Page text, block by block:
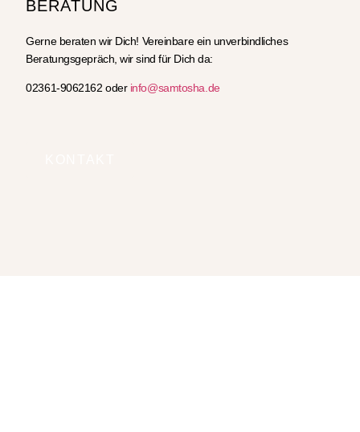
BERATUNG
Gerne beraten wir Dich! Vereinbare ein unverbindliches
Beratungsgepräch, wir sind für Dich da:
02361-9062162 oder info@samtosha.de